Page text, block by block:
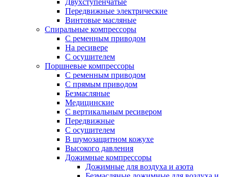
Двухступенчатые
Передвижные электрические
Винтовые масляные
Спиральные компрессоры
С ременным приводом
На ресивере
С осушителем
Поршневые компрессоры
С ременным приводом
С прямым приводом
Безмасляные
Медицинские
С вертикальным ресивером
Передвижные
С осушителем
В шумозащитном кожухе
Высокого давления
Дожимные компрессоры
Дожимные для воздуха и азота